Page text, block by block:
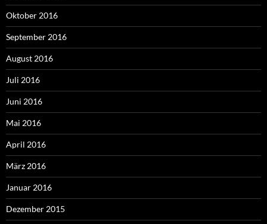
Oktober 2016
September 2016
August 2016
Juli 2016
Juni 2016
Mai 2016
April 2016
März 2016
Januar 2016
Dezember 2015